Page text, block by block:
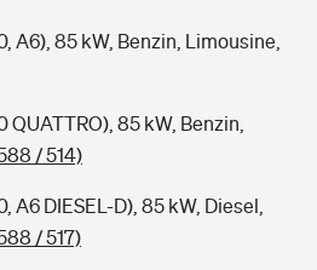
A6), 85 kW, Benzin, Limousine,
QUATTRO), 85 kW, Benzin,
/ 514)
A6 DIESEL-D), 85 kW, Diesel,
/ 517)